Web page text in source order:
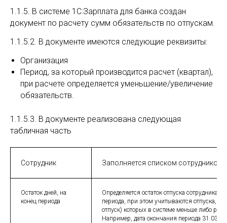
1.1.5. В системе 1С:Зарплата для банка создан
документ по расчету сумм обязательств по отпускам.
1.1.5.2. В документе имеются следующие реквизиты:
Организация
Период, за который производится расчет (квартал),
при расчете определяется уменьшение/увеличение
обязательств.
1.1.5.3. В документе реализована следующая
табличная часть
Сотрудник Заполняется списком сотрудников
Остаток дней, на
конец периода
Определяется остаток отпуска сотрудника
периода, при этом учитываются отпуска,
отпуск) которых в системе меньше либо
Например, дата окончания периода